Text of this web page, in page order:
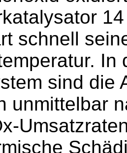
schnell
In
sind die
unmittelbar